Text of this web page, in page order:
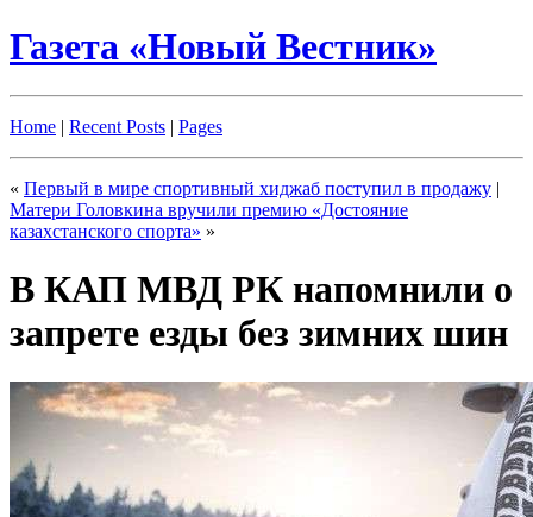
Газета «Новый Вестник»
Home | Recent Posts | Pages
« Первый в мире спортивный хиджаб поступил в продажу |
Матери Головкина вручили премию «Достояние
казахстанского спорта» »
В КАП МВД РК напомнили о
запрете езды без зимних шин